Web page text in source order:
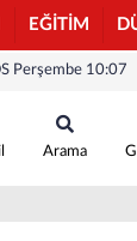
EĞİTİM
Perşembe 10:07
Arama